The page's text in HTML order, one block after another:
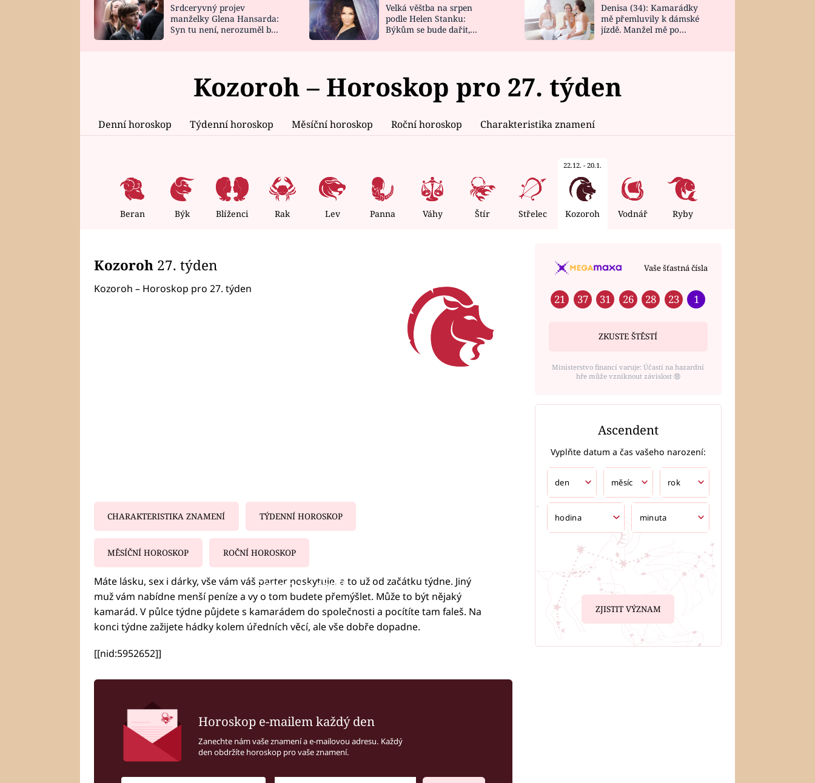
HOROSKOP NA
CELEBRITY
VAŘENÍ
NOVINKY
VIDEORECEPTY
DESIGN
Srdceryvný projev
manželky Glena Hansarda:
Syn tu není, nerozuměl by
Velká věštba na srpen
podle Helen Stanku:
Býkům se bude dařit,
Denisa (34): Kamarádky
mě přemluvily k dámské
jízdě. Manžel mě po
Kozoroh – Horoskop pro 27. týden
Denní horoskop Týdenní horoskop Měsíční horoskop Roční horoskop Charakteristika znamení
Beran Býk Blíženci Rak Lev Panna Váhy Štír Střelec
22.12. - 20.1.
Kozoroh Vodnář Ryby
Kozoroh 27. týden
Kozoroh – Horoskop pro 27. týden
CHARAKTERISTIKA ZNAMENÍ TÝDENNÍ HOROSKOP
MĚSÍČNÍ HOROSKOP ROČNÍ HOROSKOP
Failed to fetch
Máte lásku, sex i dárky, vše vám váš parter poskytuje, a to už od začátku týdne. Jiný
muž vám nabídne menší peníze a vy o tom budete přemýšlet. Může to být nějaký
kamarád. V půlce týdne půjdete s kamarádem do společnosti a pocítíte tam faleš. Na
konci týdne zažijete hádky kolem úředních věcí, ale vše dobře dopadne.
[[nid:5952652]]
Horoskop e-mailem každý den
Zanechte nám vaše znamení a e-mailovou adresu. Každý
den obdržíte horoskop pro vaše znamení.
Vaše šťastná čísla
21 37 31 26 28 23 1
ZKUSTE ŠTĚSTÍ
Ministerstvo financí varuje: Účastí na hazardní
hře může vzniknout závislost ⑱
Ascendent
Vyplňte datum a čas vašeho narození:
ZJISTIT VÝZNAM